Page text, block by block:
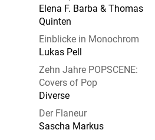
Elena F. Barba & Thomas
Quinten
Einblicke in Monochrom
Lukas Pell
Zehn Jahre POPSCENE:
Covers of Pop
Diverse
Der Flaneur
Sascha Markus